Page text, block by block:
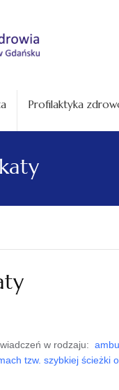
Profilaktyka
w rodzaju:
tzw. szybkiej ścieżki